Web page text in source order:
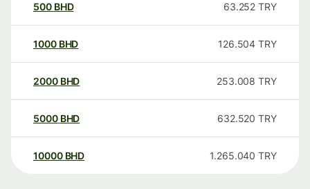
500 BHD 63.252 TRY
1000 BHD 126.504 TRY
2000 BHD 253.008 TRY
5000 BHD 632.520 TRY
10000 BHD 1.265.040 TRY